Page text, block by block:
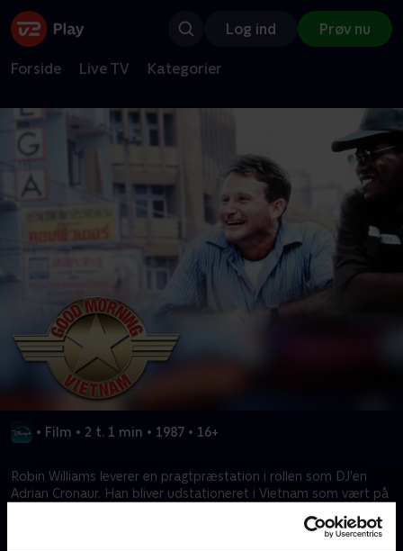
Log ind Prøv nu
Forside Live TV Kategorier
• Film • 2 t. 1 min • 1987 • 16+
Robin Williams leverer en pragtpræstation i rollen som DJ'en
Adrian Cronaur. Han bliver udstationeret i Vietnam som vært på
blandt tropperne, men en hovedpine for hans overordnede.